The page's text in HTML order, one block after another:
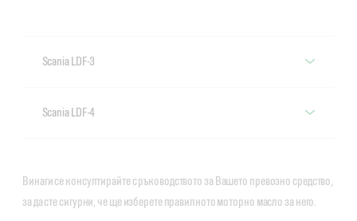
Scania LDF-3
спецификация
VECTON Long Drain 10W-40
Scania LDF-4
спецификация
Винаги се консултирайте с ръководството за Вашето превозно средство,
за да сте сигурни, че ще изберете правилното моторно масло за него.